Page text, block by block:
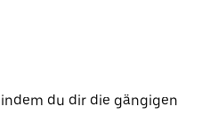
du dir die gängigen